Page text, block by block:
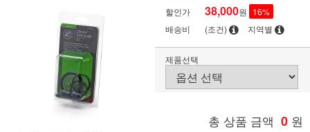
할인가
38,000원 16%
배송비
(조건) 지역별
제품선택
총 상품 금액 0 원